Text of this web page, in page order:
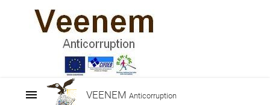
VEENEMAnticorruption
menu